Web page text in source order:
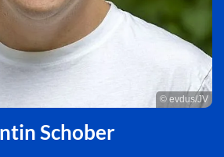
© evdus/JV
Schober